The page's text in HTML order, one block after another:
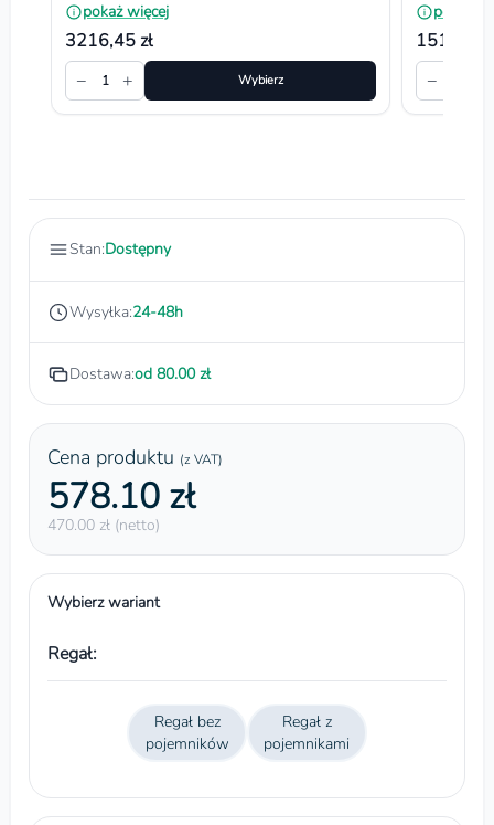
pokaż więcej
3216,45 zł
−
1 + Wybierz
pokaż
1512,90
−
Stan:Dostępny
Wysyłka:24-48h
Dostawa:od 80.00 zł
Cena produktu (z VAT)
578.10 zł
470.00 zł (netto)
Wybierz wariant
Regał:
Regał bez
pojemników
Regał z
pojemnikami